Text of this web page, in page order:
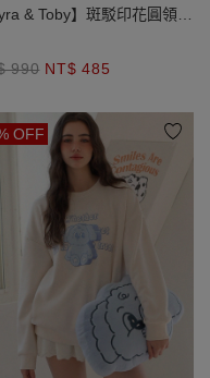
& Toby】斑駁印花圓領長
版大學TEE
990 NT$ 485
OFF